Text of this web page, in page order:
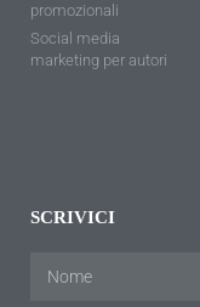
promozionali
Social media
marketing per autori
SCRIVICI